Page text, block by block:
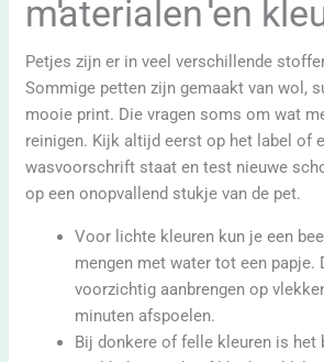
materialen en
Petjes zijn er in veel verschillende
Sommige petten zijn gemaakt van wol,
mooie print. Die vragen soms om wat
reinigen. Kijk altijd eerst op het label of
wasvoorschrift staat en test nieuwe
op een onopvallend stukje van de pet.
Voor lichte kleuren kun je een
mengen met water tot een papje.
voorzichtig aanbrengen op
minuten afspoelen.
Bij donkere of felle kleuren is het